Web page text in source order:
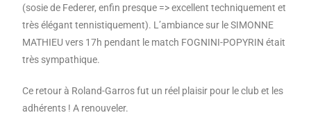
(sosie de Federer, enfin presque => excellent techniquement et
très élégant tennistiquement). L’ambiance sur le SIMONNE
MATHIEU vers 17h pendant le match FOGNINI-POPYRIN était
très sympathique.
Ce retour à Roland-Garros fut un réel plaisir pour le club et les
adhérents ! A renouveler.